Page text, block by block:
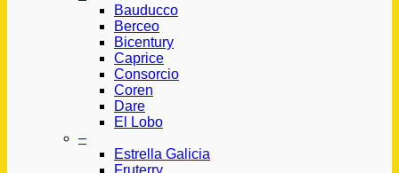
Bauducco
Berceo
Bicentury
Caprice
Consorcio
Coren
Dare
El Lobo
–
Estrella Galicia